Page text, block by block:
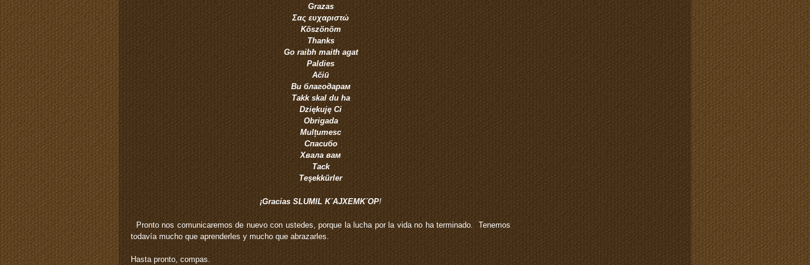
Grazas
Σας ευχαριστώ
Köszönöm
Thanks
Go raibh maith agat
Paldies
Ačiū
Ви благодарам
Takk skal du ha
Dziękuję Ci
Obrigada
Mulțumesc
Спасибо
Хвала вам
Tack
Teşekkürler
¡Gracias SLUMIL K´AJXEMK´OP!
Pronto nos comunicaremos de nuevo con ustedes, porque la lucha por la vida no ha terminado. Tenemos
todavía mucho que aprenderles y mucho que abrazarles.
Hasta pronto, compas.